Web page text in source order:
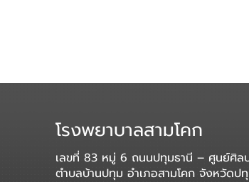
โรงพยาบาลสามโคก
เลขที่ 83 หมู่ 6 ถนนปทุมธานี – ศูนย์ศิล
ตำบลบ้านปทุม อำเภอสามโคก จังหวัดป